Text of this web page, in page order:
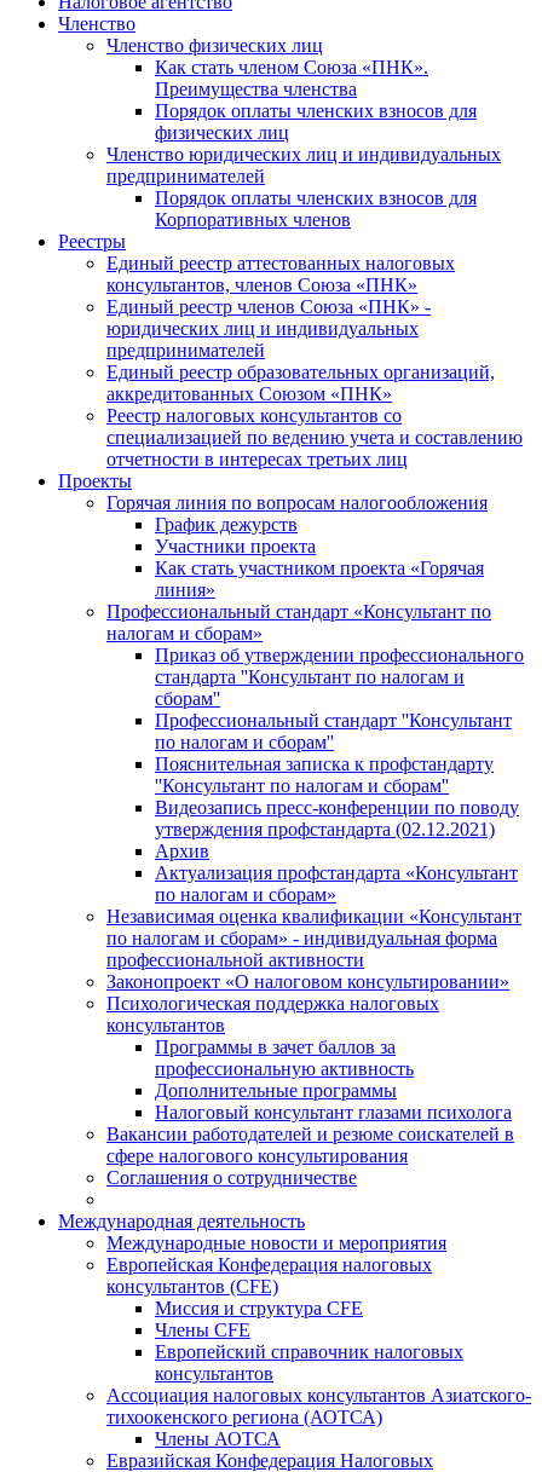
Членство
Членство физических лиц
Как стать членом Союза «ПНК».
Преимущества членства
Порядок оплаты членских взносов для
физических лиц
Членство юридических лиц и индивидуальных
предпринимателей
Порядок оплаты членских взносов для
Корпоративных членов
Реестры
Единый реестр аттестованных налоговых
консультантов, членов Союза «ПНК»
Единый реестр членов Союза «ПНК» -
юридических лиц и индивидуальных
предпринимателей
Единый реестр образовательных организаций,
аккредитованных Союзом «ПНК»
Реестр налоговых консультантов со
специализацией по ведению учета и составлению
отчетности в интересах третьих лиц
Проекты
Горячая линия по вопросам налогообложения
График дежурств
Участники проекта
Как стать участником проекта «Горячая
линия»
Профессиональный стандарт «Консультант по
налогам и сборам»
Приказ об утверждении профессионального
стандарта ''Консультант по налогам и
сборам''
Профессиональный стандарт ''Консультант
по налогам и сборам''
Пояснительная записка к профстандарту
''Консультант по налогам и сборам''
Видеозапись пресс-конференции по поводу
утверждения профстандарта (02.12.2021)
Архив
Актуализация профстандарта «Консультант
по налогам и сборам»
Независимая оценка квалификации «Консультант
по налогам и сборам» - индивидуальная форма
профессиональной активности
Законопроект «О налоговом консультировании»
Психологическая поддержка налоговых
консультантов
Программы в зачет баллов за
профессиональную активность
Дополнительные программы
Налоговый консультант глазами психолога
Вакансии работодателей и резюме соискателей в
сфере налогового консультирования
Соглашения о сотрудничестве
Международная деятельность
Международные новости и мероприятия
Европейская Конфедерация налоговых
консультантов (CFE)
Миссия и структура CFE
Члены CFE
Европейский справочник налоговых
консультантов
Ассоциация налоговых консультантов Азиатского-
тихоокенского региона (АОТСА)
Члены АОТСА
Евразийская Конфедерация Налоговых